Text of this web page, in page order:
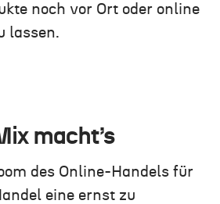
noch vor Ort oder online
lassen.
macht’s
des Online-Handels für
eine ernst zu